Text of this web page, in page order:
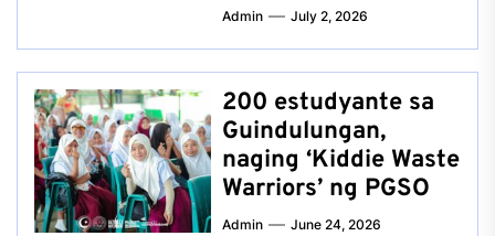
Admin July 2, 2026
200 estudyante sa
Guindulungan,
naging ‘Kiddie Waste
Warriors’ ng PGSO
Admin June 24, 2026